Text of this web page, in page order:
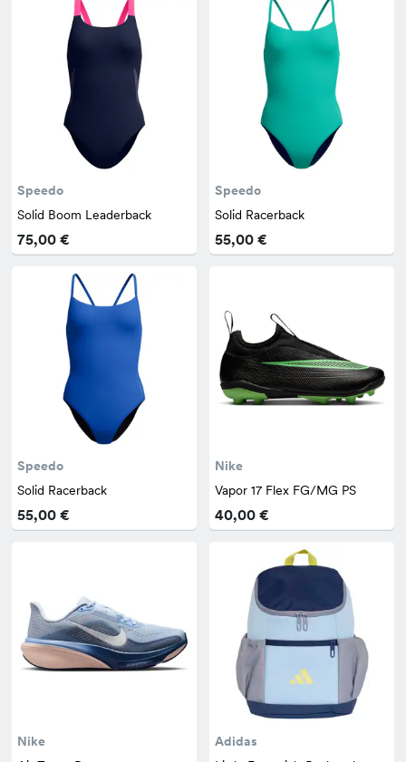
Speedo
Solid Boom Leaderback
75,00 €
Speedo
Solid Racerback
55,00 €
Speedo
Solid Racerback
55,00 €
Nike
Vapor 17 Flex FG/MG PS
40,00 €
Nike
Adidas